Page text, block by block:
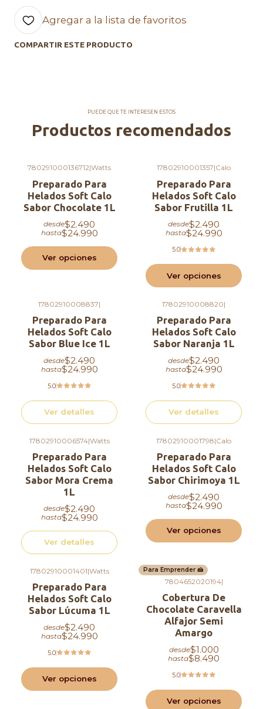
conos estándar
Flexible:úsalo como está o mezcla con otros
ingredientes para crear nuevos sabores.
Sin refrigeración: práctico para
Ingredientes destacados
estabilizantes (gomas celulosa y guar,
carragenina), emulsionantes (mono y diglicéridos),
saborizantes neutros, polifosfato de sodio,
antioxidantes (tocoferol, palmitato de ascorbato,
BHT).
Formas de preparación
Con máquina soft:
agita bien, llena el
depósito y tendrás helado cremoso en
minutos.
Sin máquina (fácil):
mezcla con crema
vegetal, bate tipo mousse y congela al menos
metálico frío hasta que tome cuerpo, congela
por 1 hora antes de servir.
Beneficios para tu
emprendimiento
Esta base es perfecta si buscas una opción
adaptable: puedes usarla sola o como punto de
partida para crear sabores únicos. Ideal para
heladerías, cafeterías o emprendimientos que
innovan constantemente. ¡Tu imaginación es el
límite!
Comercial Agapi, insumos con amor <3
Agregar a la lista de favoritos
COMPARTIR ESTE PRODUCTO
PUEDE QUE TE INTERESEN ESTOS
Productos recomendados
780291000136712|Watts
Preparado Para
Helados Soft Calo
Sabor Chocolate 1L
desde$2.490
hasta$24.990
Ver opciones
17802910001357|Calo
Preparado Para
Helados Soft Calo
Sabor Frutilla 1L
desde$2.490
hasta$24.990
5.0
Ver opciones
Agotado
17802910008837|
Preparado Para
Helados Soft Calo
Sabor Blue Ice 1L
desde$2.490
hasta$24.990
5.0
Ver detalles
Agotado
17802910008820|
Preparado Para
Helados Soft Calo
Sabor Naranja 1L
desde$2.490
hasta$24.990
5.0
Ver detalles
Agotado
17802910006574|Watts
Preparado Para
Helados Soft Calo
Sabor Mora Crema
1L
desde$2.490
hasta$24.990
Ver detalles
17802910001798|Calo
Preparado Para
Helados Soft Calo
Sabor Chirimoya 1L
desde$2.490
hasta$24.990
Ver opciones
17802910001401|Watts
Preparado Para
Helados Soft Calo
Sabor Lúcuma 1L
desde$2.490
hasta$24.990
5.0
Ver opciones
Para Emprender 🍰
7804652020194|
Cobertura De
Chocolate Caravella
Alfajor Semi
Amargo
desde$1.000
hasta$8.490
5.0
Ver opciones